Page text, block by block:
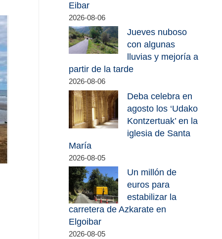
Eibar
2026-08-06
Jueves nuboso
con algunas
lluvias y mejoría a
partir de la tarde
2026-08-06
Deba celebra en
agosto los ‘Udako
Kontzertuak’ en la
iglesia de Santa
María
2026-08-05
Un millón de
euros para
estabilizar la
carretera de Azkarate en
Elgoibar
2026-08-05